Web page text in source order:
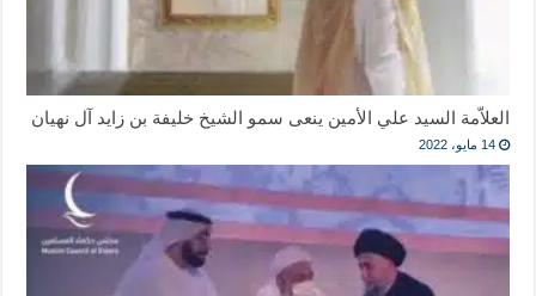
العلاّمة السيد علي الأمين ينعى سمو الشيخ خليفة بن زايد آل نهيان
14 مايو، 2022